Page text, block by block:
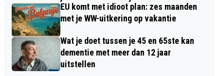
EU komt met idioot plan: zes maanden
met je WW-uitkering op vakantie
Wat je doet tussen je 45 en 65ste kan
dementie met meer dan 12 jaar
uitstellen